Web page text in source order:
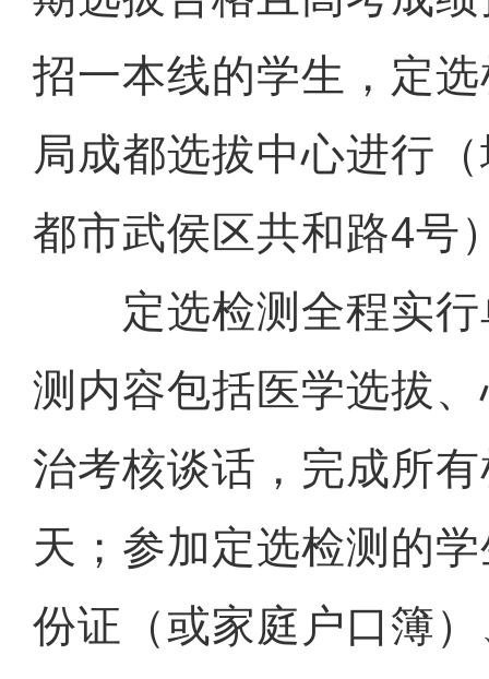
招一本线的学生，定
局成都选拔中心进行
都市武侯区共和路4号
定选检测全程实行
测内容包括医学选拔
治考核谈话，完成所
天；参加定选检测的
份证（或家庭户口簿